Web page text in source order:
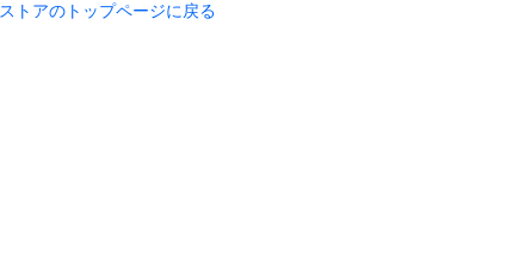
ストアのトップページに戻る